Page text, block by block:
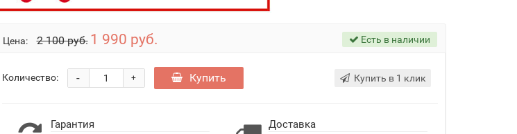
Цена: 2 100 руб. 1 990 руб. Есть в наличии
Количество: +
- Купить Купить в 1 клик
Гарантия Доставка